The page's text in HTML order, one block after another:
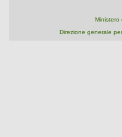
Ministero
Direzione generale